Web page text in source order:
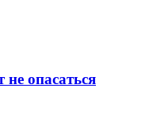
опасаться